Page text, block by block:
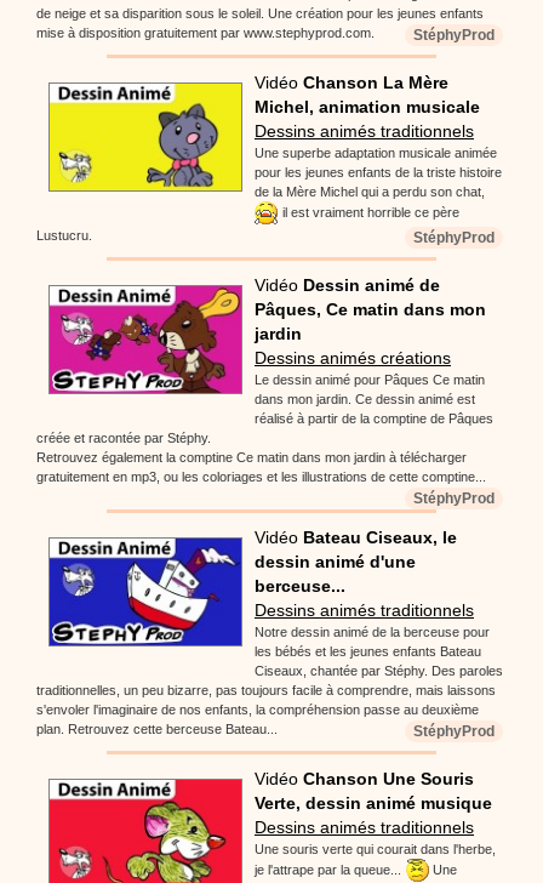
de neige et sa disparition sous le soleil. Une création pour les jeunes enfants
mise à disposition gratuitement par www.stephyprod.com.
StéphyProd
Vidéo Chanson La Mère
Michel, animation musicale
Dessins animés traditionnels
Une superbe adaptation musicale animée
pour les jeunes enfants de la triste histoire
de la Mère Michel qui a perdu son chat,
il est vraiment horrible ce père
Lustucru.
StéphyProd
Vidéo Dessin animé de
Pâques, Ce matin dans mon
jardin
Dessins animés créations
Le dessin animé pour Pâques Ce matin
dans mon jardin. Ce dessin animé est
réalisé à partir de la comptine de Pâques
créée et racontée par Stéphy.
Retrouvez également la comptine Ce matin dans mon jardin à télécharger
gratuitement en mp3, ou les coloriages et les illustrations de cette comptine...
StéphyProd
Vidéo Bateau Ciseaux, le
dessin animé d'une
berceuse...
Dessins animés traditionnels
Notre dessin animé de la berceuse pour
les bébés et les jeunes enfants Bateau
Ciseaux, chantée par Stéphy. Des paroles
traditionnelles, un peu bizarre, pas toujours facile à comprendre, mais laissons
s'envoler l'imaginaire de nos enfants, la compréhension passe au deuxième
plan. Retrouvez cette berceuse Bateau...
StéphyProd
Vidéo Chanson Une Souris
Verte, dessin animé musique
Dessins animés traditionnels
Une souris verte qui courait dans l'herbe,
je l'attrape par la queue...
Une